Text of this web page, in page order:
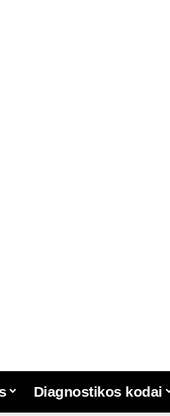
Diagnostikos kodai